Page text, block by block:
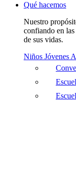
Qué hacemos
Nuestro
confiando en las
de sus vidas.
Niños Jóvenes